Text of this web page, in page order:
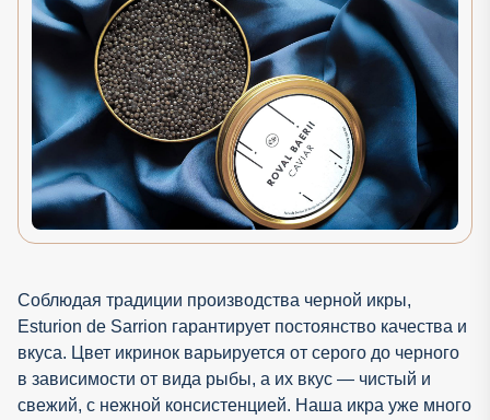
Соблюдая традиции производства черной икры,
Esturion de Sarrion гарантирует постоянство качества и
вкуса. Цвет икринок варьируется от серого до черного
в зависимости от вида рыбы, а их вкус — чистый и
свежий, с нежной консистенцией. Наша икра уже много